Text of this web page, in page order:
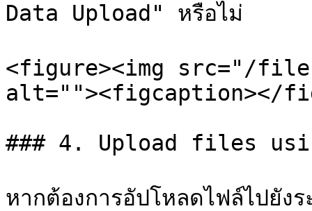
Data Upload" หรือไม่
<figure><img src="/files/
alt=""><figcaption></
### 4. Upload files
หากต้องการอัปโหลดไฟล์ไปยั